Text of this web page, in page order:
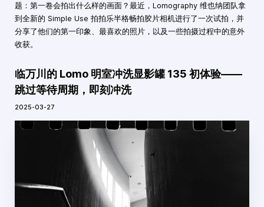
题：第一卷会拍出什么样的画面？最近，Lomography 维也纳团队拿
到全新的 Simple Use 拍拍乐半格畅拍胶片相机进行了一次试拍，并
分享了他们的第一印象、最喜欢的照片，以及一些拍摄过程中的意外
收获。
临万川的 Lomo 明室冲洗显影罐 135 初体验——
跳过等待周期，即刻冲洗
2025-03-27